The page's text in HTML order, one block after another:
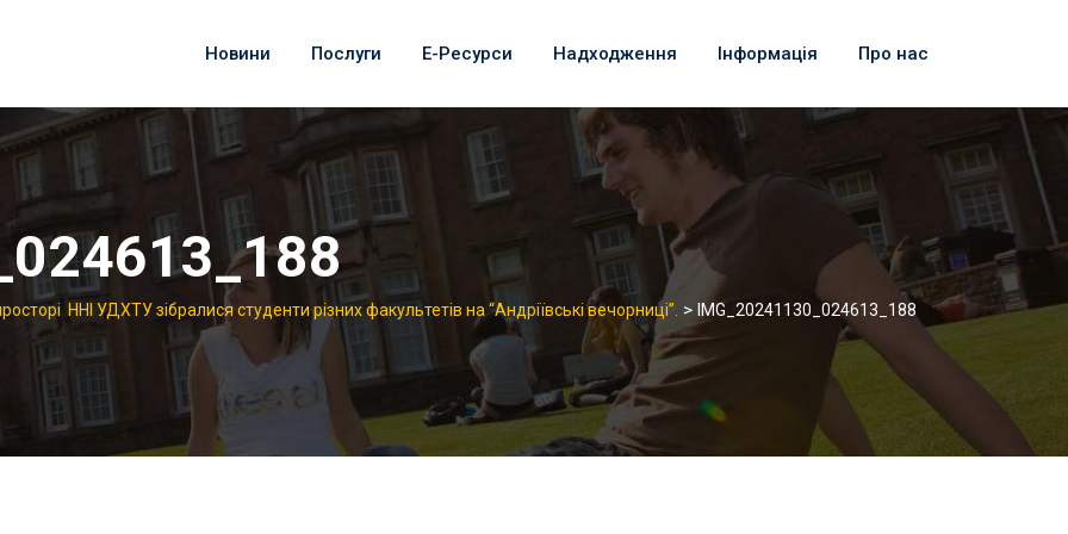
Новини Послуги Е-Ресурси Надходження Інформація Про нас
ННІ УДХТУ зібралися студенти різних факультетів на “Андріївські вечорниці”. > IMG_20241130_024613_188